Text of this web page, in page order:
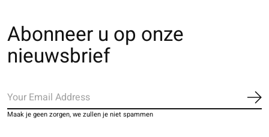
Abonneer u op onze
nieuwsbrief
Maak je geen zorgen, we zullen je niet spammen